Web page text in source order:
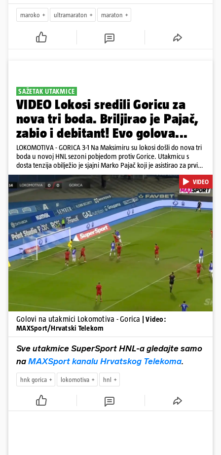
maroko ultramaraton maraton
SAŽETAK UTAKMICE
VIDEO Lokosi sredili Goricu za
nova tri boda. Briljirao je Pajač,
zabio i debitant! Evo golova...
LOKOMOTIVA - GORICA 3-1 Na Maksimiru su lokosi došli do nova tri
boda u novoj HNL sezoni pobjedom protiv Gorice. Utakmicu s
dosta tenzija obilježio je sjajni Marko Pajač koji je asistirao za prvi
gol Mariću, a zakuhao drugi kada je Kavelj zabio auto-gol.
Bogojević je smanjio, Gorica je pritiskala i nizala šanse, ali onda
primila kontru pred kraj. Lokosi sele na vrh tablice s Osijekom
Pokretanje videa...
VIDEO
Golovi na utakmici Lokomotiva - Gorica
| Video:
MAXSport/Hrvatski Telekom
Sve utakmice SuperSport HNL-a gledajte samo
na MAXSport kanalu Hrvatskog Telekoma.
hnk gorica lokomotiva hnl